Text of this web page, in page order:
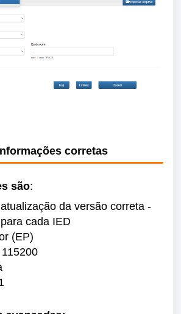
corretas
são:
da versão correta -
cada IED
(EP)